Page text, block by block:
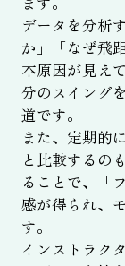
データを分析
か」「なぜ飛
本原因が見え
分のスイング
道です。
また、定期的
と比較するの
ることで、「
感が得られ、
す。
インストラク